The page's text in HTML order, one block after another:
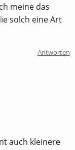
meine das
solch eine Art
Antworten
auch kleinere